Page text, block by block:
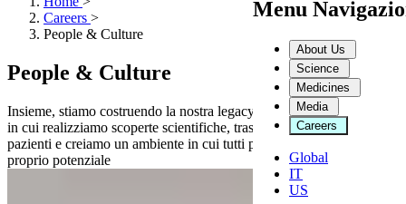
Menu
About Us
Science
Medicines
Media
Careers
Global
IT
US
Careers >
People & Culture
People & Culture
Insieme, stiamo costruendo la nostra legacy per reinventare il modo
in cui realizziamo scoperte scientifiche, trasformiamo la vita dei
pazienti e creiamo un ambiente in cui tutti possano esprimere il
proprio potenziale